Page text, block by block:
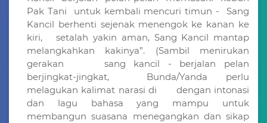
Pak Tani untuk kembali mencuri timun - Sang
Kancil berhenti sejenak menengok ke kanan ke
kiri, setalah yakin aman, Sang Kancil mantap
melangkahkan kakinya”. (Sambil menirukan
gerakan sang kancil - berjalan pelan
berjingkat-jingkat, Bunda/Yanda perlu
melagukan kalimat narasi di dengan intonasi
dan lagu bahasa yang mampu untuk
membangun suasana menegangkan dan sikap